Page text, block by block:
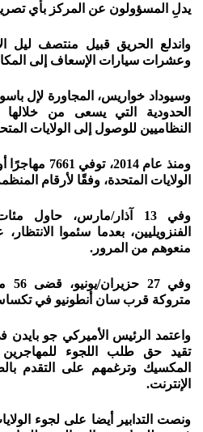
يدلِ المسؤولون عن المركز بأي
واندلع الحريق قبيل منتصف ليل
وعشرات سيارات الإسعاف إلى
وسيوداد خواريس، المجاورة لإل
الحدودية التي يسعى من خلالها
النظاميين للوصول إلى الولايات
ومنذ عام
الولايات المتحدة، وفقًا لأرقام
وفي 13 آذار/مارس، حاول
الفنزويليين، بعدما سئموا
منعوهم من المرور.
متروكة قرب سان أنطونيو في
واعتمد الرئيس الأميركي جو بايدن
تقيد حق طلب اللجوء
المكسيك وترغمهم على التقدم
الإنترنت.
ونصت التدابير أيضا على لجوء